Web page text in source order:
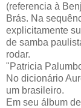
(referencia à
Brás. Na
explicitamente
de samba
rodar.
"Patricia
No dicionário
um brasileiro.
Em seu álbum